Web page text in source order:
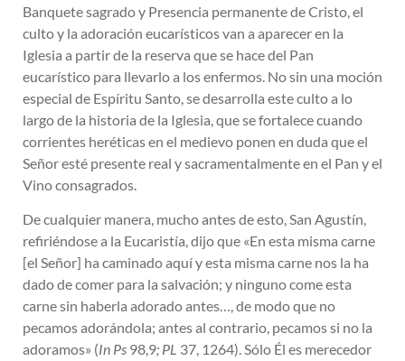
Banquete sagrado y Presencia permanente de Cristo, el
culto y la adoración eucarísticos van a aparecer en la
Iglesia a partir de la reserva que se hace del Pan
eucarístico para llevarlo a los enfermos. No sin una moción
especial de Espíritu Santo, se desarrolla este culto a lo
largo de la historia de la Iglesia, que se fortalece cuando
corrientes heréticas en el medievo ponen en duda que el
Señor esté presente real y sacramentalmente en el Pan y el
Vino consagrados.
De cualquier manera, mucho antes de esto, San Agustín,
refiriéndose a la Eucaristía, dijo que «En esta misma carne
[el Señor] ha caminado aquí y esta misma carne nos la ha
dado de comer para la salvación; y ninguno come esta
carne sin haberla adorado antes…, de modo que no
pecamos adorándola; antes al contrario, pecamos si no la
adoramos» (In Ps 98,9; PL 37, 1264). Sólo Él es merecedor